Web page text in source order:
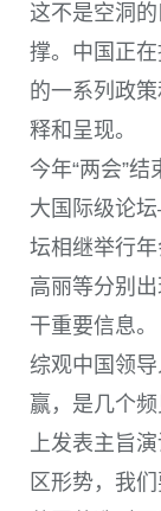
这不是空洞
撑。中国正
的一系列政
释和呈现。
今年“两会”
大国际级论
坛相继举行
高丽等分别
干重要信息。
综观中国领
赢，是几个
上发表主旨
区形势，我